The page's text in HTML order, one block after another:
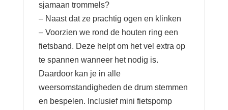
sjamaan trommels?
– Naast dat ze prachtig ogen en klinken
– Voorzien we rond de houten ring een
fietsband. Deze helpt om het vel extra op
te spannen wanneer het nodig is.
Daardoor kan je in alle
weersomstandigheden de drum stemmen
en bespelen. Inclusief mini fietspomp